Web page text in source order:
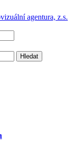
agentura, z.s.
Hledat